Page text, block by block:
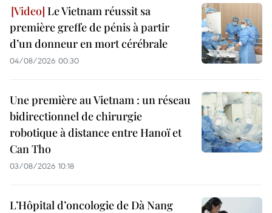
Le Vietnam réussit sa
première greffe de pénis à partir
d’un donneur en mort cérébrale
04/08/2026 00:30
Une première au Vietnam : un réseau
bidirectionnel de chirurgie
robotique à distance entre Hanoï et
Can Tho
03/08/2026 10:18
L’Hôpital d’oncologie de Dà Nang